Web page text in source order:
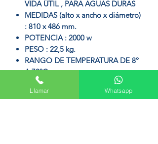
VIDA ÚTIL , PARA AGUAS DURAS
MEDIDAS (alto x ancho x diámetro)
: 810 x 486 mm.
POTENCIA : 2000 w
PESO : 22,5 kg.
RANGO DE TEMPERATURA DE 8º
A 70ºC
LA GAMA ELACELL COMFORT DE
JUNKERS TE OFRECE 2 AÑOS DE
Llamar Whatsapp